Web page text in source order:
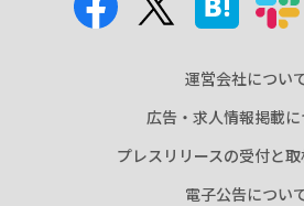
運営会社につい
広告・求人情報掲載
プレスリリースの受付と
電子公告につい